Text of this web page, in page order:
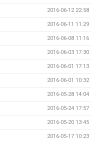
2016-06-12 22:58
2016-06-11 11:29
2016-06-08 11:16
2016-06-03 17:30
2016-06-01 17:13
2016-06-01 10:32
2016-05-28 14:04
2016-05-24 17:57
2016-05-20 13:45
2016-05-17 10:23